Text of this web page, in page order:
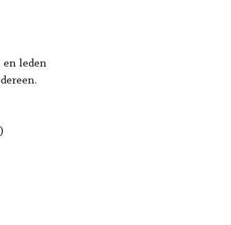
en leden
)